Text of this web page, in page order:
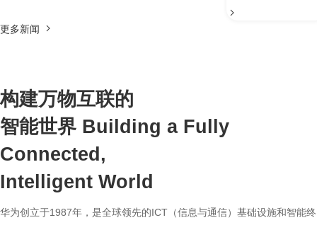
更多新闻
构建万物互联的
智能世界 Building a Fully
Connected,
Intelligent World
华为创立于1987年，是全球领先的ICT（信息与通信）基础设施和智能终